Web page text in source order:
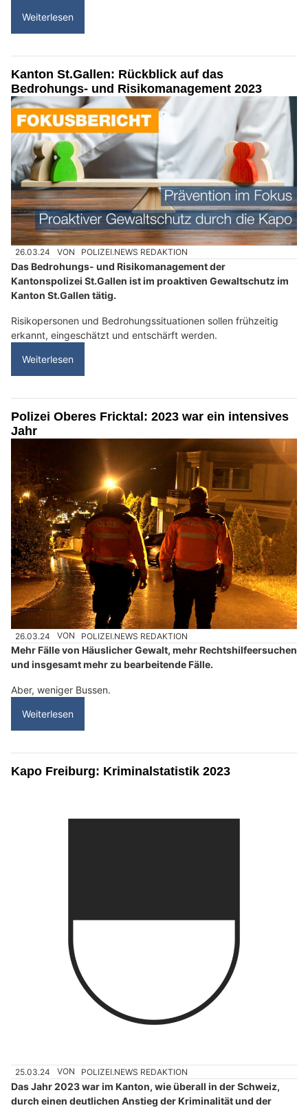
Weiterlesen
Kanton St.Gallen: Rückblick auf das
Bedrohungs- und Risikomanagement 2023
26.03.24 VON POLIZEI.NEWS REDAKTION
Das Bedrohungs- und Risikomanagement der
Kantonspolizei St.Gallen ist im proaktiven Gewaltschutz im
Kanton St.Gallen tätig.
Risikopersonen und Bedrohungssituationen sollen frühzeitig
erkannt, eingeschätzt und entschärft werden.
Weiterlesen
Polizei Oberes Fricktal: 2023 war ein intensives
Jahr
26.03.24 VON POLIZEI.NEWS REDAKTION
Mehr Fälle von Häuslicher Gewalt, mehr Rechtshilfeersuchen
und insgesamt mehr zu bearbeitende Fälle.
Aber, weniger Bussen.
Weiterlesen
Kapo Freiburg: Kriminalstatistik 2023
25.03.24 VON POLIZEI.NEWS REDAKTION
Das Jahr 2023 war im Kanton, wie überall in der Schweiz,
durch einen deutlichen Anstieg der Kriminalität und der